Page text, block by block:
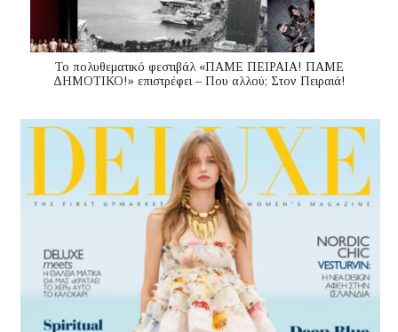
Το πολυθεματικό φεστιβάλ «ΠΑΜΕ ΠΕΙΡΑΙΑ! ΠΑΜΕ
ΔΗΜΟΤΙΚΟ!» επιστρέφει – Που αλλού; Στον Πειραιά!